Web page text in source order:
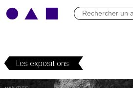
Les expositions